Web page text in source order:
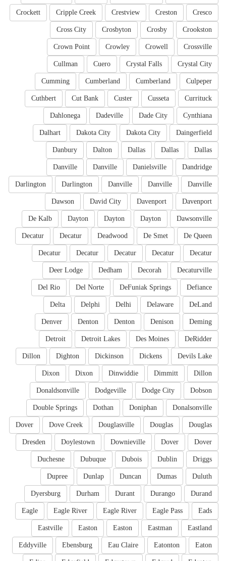
Cresco
Creston
Crestview
Cripple Creek
Crockett
Crookston
Crosby
Crosbyton
Cross City
Crossville
Crowell
Crowley
Crown Point
Crystal City
Crystal Falls
Cuero
Cullman
Culpeper
Cumberland
Cumberland
Cumming
Currituck
Cusseta
Custer
Cut Bank
Cuthbert
Cynthiana
Dade City
Dadeville
Dahlonega
Daingerfield
Dakota City
Dakota City
Dalhart
Dallas
Dallas
Dallas
Dalton
Danbury
Dandridge
Danielsville
Danville
Danville
Danville
Danville
Danville
Darlington
Darlington
Davenport
Davenport
David City
Dawson
Dawsonville
Dayton
Dayton
Dayton
De Kalb
De Queen
De Smet
Deadwood
Decatur
Decatur
Decatur
Decatur
Decatur
Decatur
Decatur
Decaturville
Decorah
Dedham
Deer Lodge
Defiance
DeFuniak Springs
Del Norte
Del Rio
DeLand
Delaware
Delhi
Delphi
Delta
Deming
Denison
Denton
Denton
Denver
DeRidder
Des Moines
Detroit Lakes
Detroit
Devils Lake
Dickens
Dickinson
Dighton
Dillon
Dillon
Dimmitt
Dinwiddie
Dixon
Dixon
Dobson
Dodge City
Dodgeville
Donaldsonville
Donalsonville
Doniphan
Dothan
Double Springs
Douglas
Douglas
Douglasville
Dove Creek
Dover
Dover
Dover
Downieville
Doylestown
Dresden
Driggs
Dublin
Dubois
Dubuque
Duchesne
Duluth
Dumas
Duncan
Dunlap
Dupree
Durand
Durango
Durant
Durham
Dyersburg
Eads
Eagle Pass
Eagle River
Eagle River
Eagle
Eastland
Eastman
Easton
Easton
Eastville
Eaton
Eatonton
Eau Claire
Ebensburg
Eddyville